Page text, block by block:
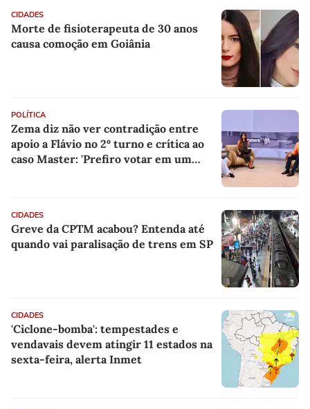
CIDADES
Morte de fisioterapeuta de 30 anos
causa comoção em Goiânia
POLÍTICA
Zema diz não ver contradição entre
apoio a Flávio no 2º turno e crítica ao
caso Master: 'Prefiro votar em um
CIDADES
Greve da CPTM acabou? Entenda até
quando vai paralisação de trens em SP
CIDADES
'Ciclone-bomba': tempestades e
vendavais devem atingir 11 estados na
sexta-feira, alerta Inmet